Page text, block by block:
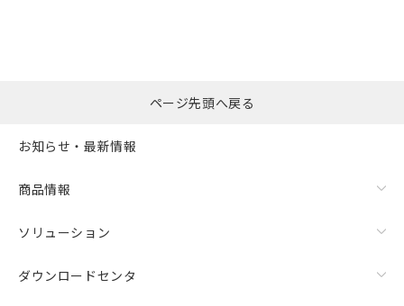
ページ先頭へ戻る
お知らせ・最新情報
商品情報
ソリューション
ダウンロードセンタ